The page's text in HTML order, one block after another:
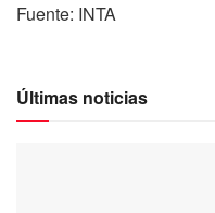
Fuente: INTA
Últimas noticias